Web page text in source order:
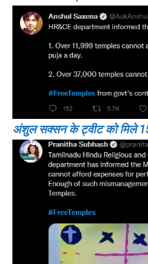
अंशुल सक्सन के ट्वीट को मिले